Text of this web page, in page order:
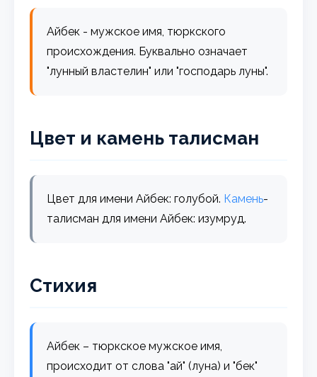
Айбек - мужское имя, тюркского
происхождения. Буквально означает
"лунный властелин" или "господарь луны".
Цвет и камень талисман
Цвет для имени Айбек: голубой. Камень-
талисман для имени Айбек: изумруд.
Стихия
Айбек – тюркское мужское имя,
происходит от слова "ай" (луна) и "бек"